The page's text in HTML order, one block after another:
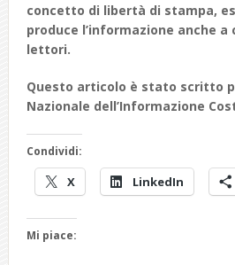
concetto di libertà di stampa,
produce l’informazione anche a
lettori.
Questo articolo è stato scritto
Nazionale dell’Informazione
Condividi:
X LinkedIn
Mi piace: